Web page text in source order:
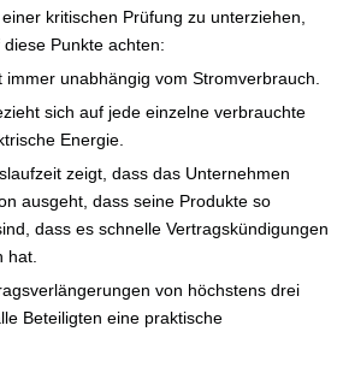
kritischen Prüfung zu unterziehen,
Punkte achten:
immer unabhängig vom Stromverbrauch.
sich auf jede einzelne verbrauchte
Energie.
zeigt, dass das Unternehmen
ausgeht, dass seine Produkte so
dass es schnelle Vertragskündigungen
hat.
von höchstens drei
Beteiligten eine praktische